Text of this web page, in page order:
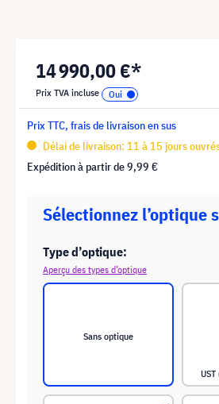
14 990,00 €*
Prix TVA incluse
Prix TTC, frais de livraison en sus
Délai de livraison: 11 à 15 jours
Expédition à partir de9,99 €
Sélectionnez l’optique
Type d’optique:
Aperçu des types d’optique
Sans optique